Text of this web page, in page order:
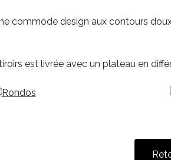
commode design aux contours
est livrée avec un plateau en